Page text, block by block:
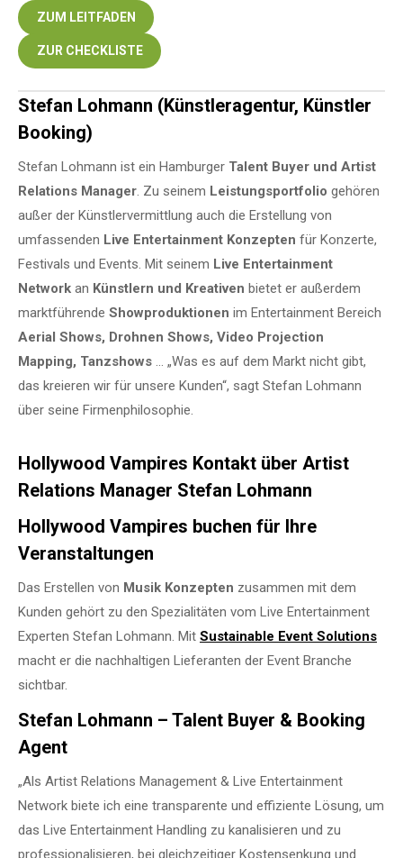
ZUM LEITFADEN
ZUR CHECKLISTE
Stefan Lohmann (Künstleragentur, Künstler
Booking)
Stefan Lohmann ist ein Hamburger Talent Buyer und Artist
Relations Manager. Zu seinem Leistungsportfolio gehören
außer der Künstlervermittlung auch die Erstellung von
umfassenden Live Entertainment Konzepten für Konzerte,
Festivals und Events. Mit seinem Live Entertainment
Network an Künstlern und Kreativen bietet er außerdem
marktführende Showproduktionen im Entertainment Bereich
Aerial Shows, Drohnen Shows, Video Projection
Mapping, Tanzshows … „Was es auf dem Markt nicht gibt,
das kreieren wir für unsere Kunden“, sagt Stefan Lohmann
über seine Firmenphilosophie.
Hollywood Vampires Kontakt über Artist
Relations Manager Stefan Lohmann
Hollywood Vampires buchen für Ihre
Veranstaltungen
Das Erstellen von Musik Konzepten zusammen mit dem
Kunden gehört zu den Spezialitäten vom Live Entertainment
Experten Stefan Lohmann. Mit Sustainable Event Solutions
macht er die nachhaltigen Lieferanten der Event Branche
sichtbar.
Stefan Lohmann – Talent Buyer & Booking
Agent
„Als Artist Relations Management & Live Entertainment
Network biete ich eine transparente und effiziente Lösung, um
das Live Entertainment Handling zu kanalisieren und zu
professionalisieren, bei gleichzeitiger Kostensenkung und